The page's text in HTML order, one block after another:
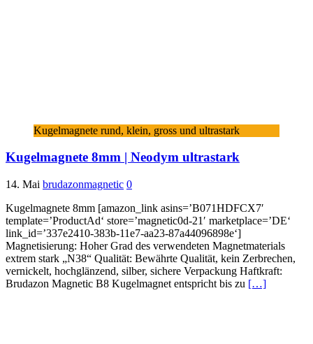
Kugelmagnete rund, klein, gross und ultrastark
Kugelmagnete 8mm | Neodym ultrastark
14. Mai brudazonmagnetic 0
Kugelmagnete 8mm [amazon_link asins=’B071HDFCX7′
template=’ProductAd‘ store=’magnetic0d-21′ marketplace=’DE‘
link_id=’337e2410-383b-11e7-aa23-87a44096898e‘]
Magnetisierung: Hoher Grad des verwendeten Magnetmaterials
extrem stark „N38“ Qualität: Bewährte Qualität, kein Zerbrechen,
vernickelt, hochglänzend, silber, sichere Verpackung Haftkraft:
Brudazon Magnetic B8 Kugelmagnet entspricht bis zu […]